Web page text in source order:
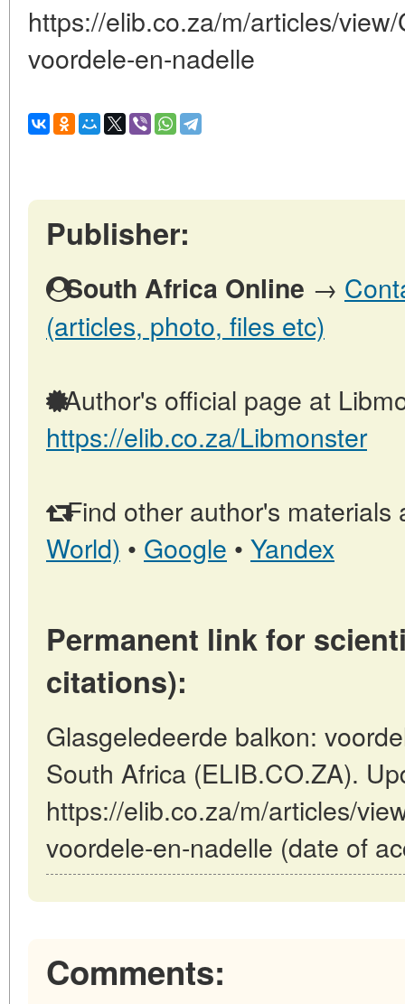
https://elib.co.za/m/articles/
voordele-en-nadelle
Publisher:
South Africa Online →
(articles, photo, files etc)
Author's official page at
https://elib.co.za/Libmonster
Find other author's materials
World) • Google • Yandex
Permanent link for
citations):
Glasgeledeerde balkon:
South Africa (ELIB.CO.ZA).
https://elib.co.za/m/articles/
voordele-en-nadelle (date of
Comments: